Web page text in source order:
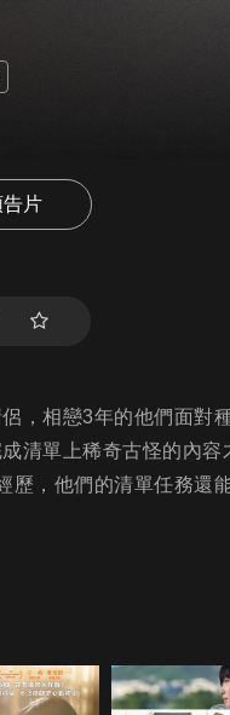
片
，相戀3年的他們面對
清單上稀奇古怪的內
歷，他們的清單任務還